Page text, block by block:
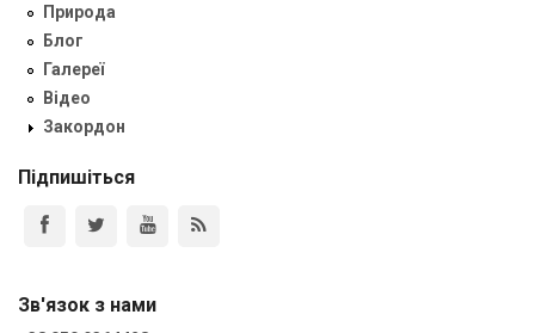
Природа
Блог
Галереї
Відео
Закордон
Підпишіться
Зв'язок з нами